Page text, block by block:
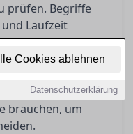
Cookies ablehnen
Datenschutzerklärung
prüfen. Begriffe
Laufzeit
finanzielle
sich oft die
Vertrag
Artikel gibt
brauchen, um